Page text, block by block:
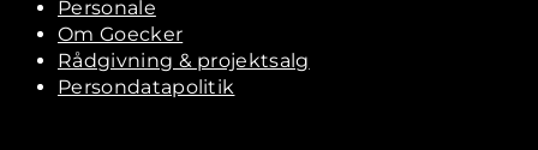
Personale
Om Goecker
Rådgivning & projektsalg
Persondatapolitik